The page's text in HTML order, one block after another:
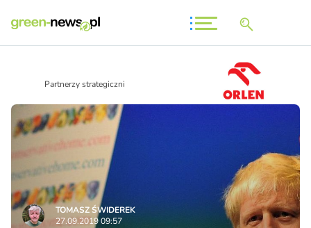
Partnerzy strategiczni
TOMASZ ŚWIDEREK
27.09.2019 09:57